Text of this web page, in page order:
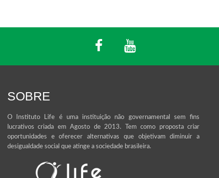
SOBRE
O Instituto Life é uma instituição não governamental sem fins
lucrativos criada em Agosto de 2013. Tem como proposta criar
oportunidades e oferecer alternativas que objetivam diminuir a
desigualdade social que atinge a sociedade brasileira.